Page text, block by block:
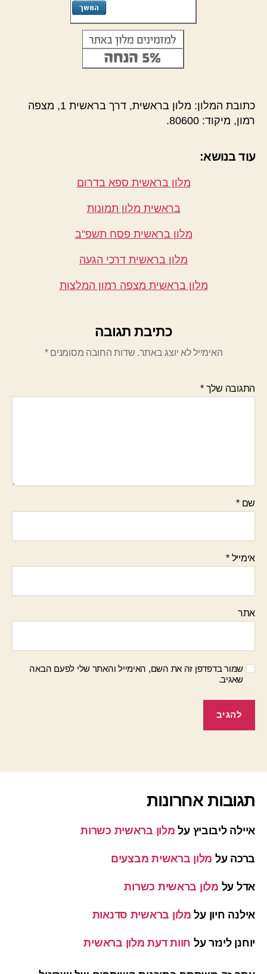
כתובת המלון: מלון בראשית, דרך בראשית 1, מצפה
רמון, מיקוד: 80600.
עוד בנושא:
מלון בראשית ספא בדרום
בראשית מלון תמונות
מלון בראשית פסח תשפ"ב
מלון בראשית דרכי הגעה
מלון בראשית מצפה רמון המלצות
כתיבת תגובה
האימייל לא יוצג באתר. שדות החובה מסומנים*
התגובה שלך*
שם*
אימייל*
אתר
שמור בדפדפן זה את השם, האימייל והאתר שלי לפעם הבאה
שאגיב.
תגובות אחרונות
איילה ליבוביץ על מלון בראשית כשרות
ברכה על מלון בראשית מבצעים
אדל על מלון בראשית כשרות
אילנה חיון על מלון בראשית סדנאות
יוחנן לינזר על חוות דעת מלון בראשית